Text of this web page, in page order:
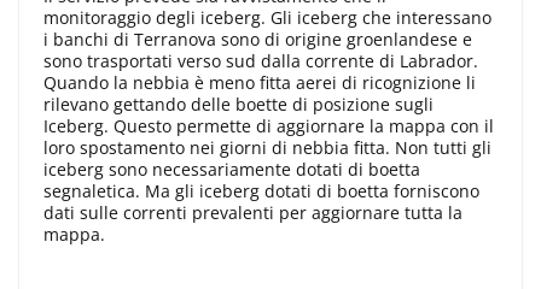
monitoraggio degli iceberg. Gli iceberg che interessano
i banchi di Terranova sono di origine groenlandese e
sono trasportati verso sud dalla corrente di Labrador.
Quando la nebbia è meno fitta aerei di ricognizione li
rilevano gettando delle boette di posizione sugli
Iceberg. Questo permette di aggiornare la mappa con il
loro spostamento nei giorni di nebbia fitta. Non tutti gli
iceberg sono necessariamente dotati di boetta
segnaletica. Ma gli iceberg dotati di boetta forniscono
dati sulle correnti prevalenti per aggiornare tutta la
mappa.